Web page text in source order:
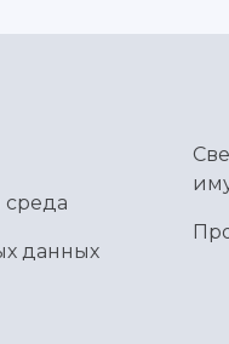
среда
данных